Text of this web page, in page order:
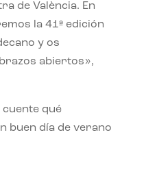
de València. En
la 41ª edición
y os
abiertos»,
cuente qué
buen día de verano